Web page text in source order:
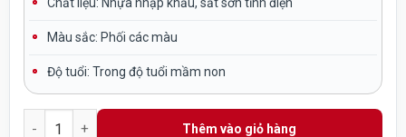
Màu sắc: Phối các màu
Độ tuổi: Trong độ tuổi mầm non
Cầu trượt cho bể bơi máng đơn nhựa nhập khẩu TP12-006
Thêm vào giỏ hàng